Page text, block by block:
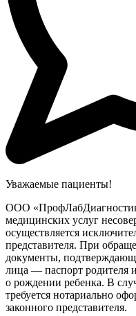
Уважаемые пациенты!
ООО
медицинских услуг
осуществляется
представителя. При
документы,
лица — паспорт родителя
о рождении ребенка. В
требуется нотариально
законного представителя.